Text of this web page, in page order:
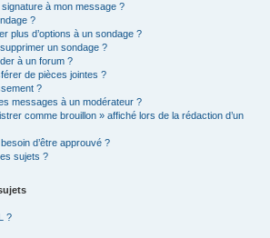
à mon message ?
?
plus d’options à un sondage ?
un sondage ?
à un forum ?
de pièces jointes ?
?
messages à un modérateur ?
comme brouillon » affiché lors de la rédaction d’un
d’être approuvé ?
sujets ?
?